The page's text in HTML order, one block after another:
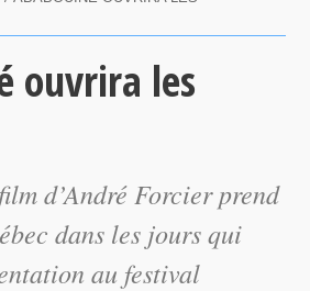
ouvrira les
d’André Forcier prend
dans les jours qui
au festival